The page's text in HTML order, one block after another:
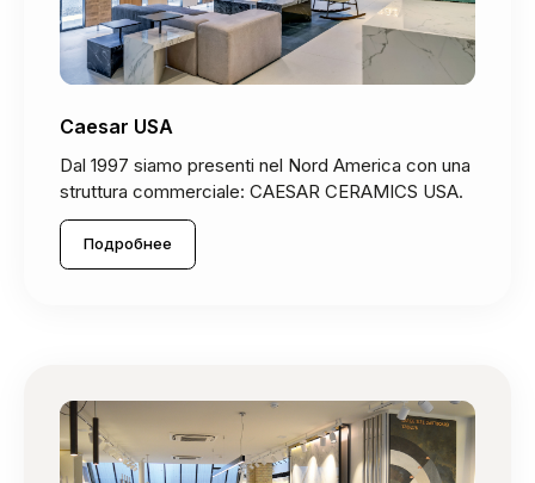
Caesar USA
Dal 1997 siamo presenti nel Nord America con una
struttura commerciale: CAESAR CERAMICS USA.
Подробнее